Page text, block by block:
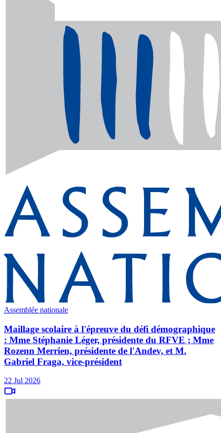
Assemblée nationale
Maillage scolaire à l'épreuve du défi démographique
: Mme Stéphanie Léger, présidente du RFVE ; Mme
Rozenn Merrien, présidente de l'Andev, et M.
Gabriel Fraga, vice-président
22 Jul 2026